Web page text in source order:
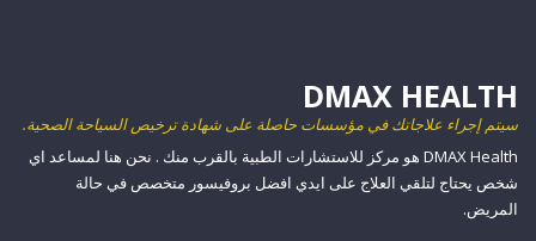
سيتم إجراء علاجاتك في مؤسسات حاصلة على شهادة ترخيص السياحة الصحية.
DMAX Health هو مركز للاستشارات الطبية بالقرب منك . نحن هنا لمساعد اي
شخص يحتاج لتلقي العلاج على ايدي افضل بروفيسور متخصص في حالة
المريض.